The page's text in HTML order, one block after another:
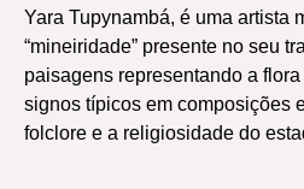
Yara Tupynambá, é uma artista
“mineiridade” presente no seu
paisagens representando a
signos típicos em composições
folclore e a religiosidade do